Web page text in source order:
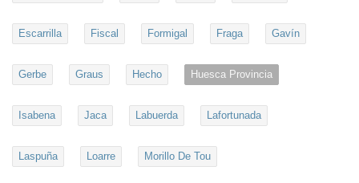
Escarrilla Fiscal Formigal Fraga Gavín
Gerbe Graus Hecho Huesca Provincia
Isabena Jaca Labuerda Lafortunada
Laspuña Loarre Morillo De Tou